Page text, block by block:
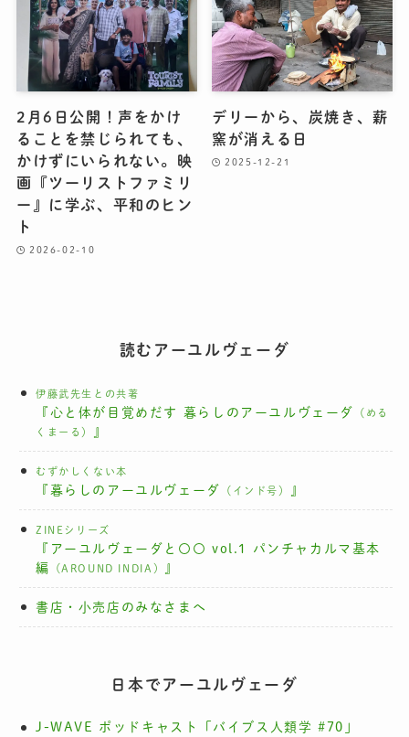
2月6日公開！声をかけ
ることを禁じられても、
かけずにいられない。映
画『ツーリストファミリ
ー』に学ぶ、平和のヒン
ト
2026-02-10
デリーから、炭焼き、薪
窯が消える日
2025-12-21
読むアーユルヴェーダ
伊藤武先生との共著
『心と体が目覚めだす 暮らしのアーユルヴェーダ
（める
くまーる）
』
むずかしくない本
『暮らしのアーユルヴェーダ （インド号） 』
ZINEシリーズ
『アーユルヴェーダと〇〇 vol.1 パンチャカルマ基本
編
（AROUND INDIA） 』
書店・小売店のみなさまへ
日本でアーユルヴェーダ
J-WAVE ポッドキャスト「バイブス人類学 #70」